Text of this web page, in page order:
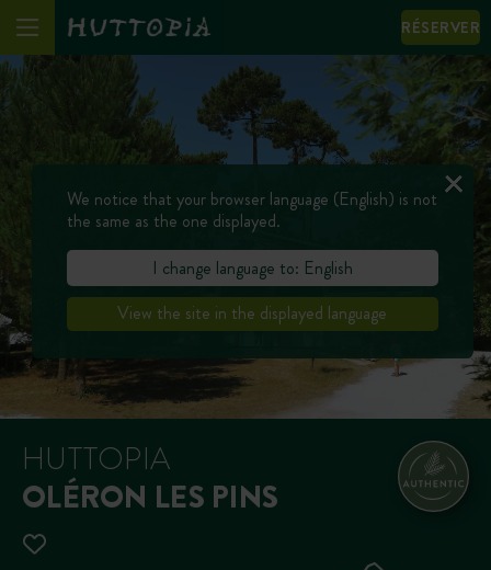
RÉSERVER
HUTTOPIA
OLÉRON LES PINS
We notice that your browser language (English) is not
the same as the one displayed.
I change language to: English
View the site in the displayed language